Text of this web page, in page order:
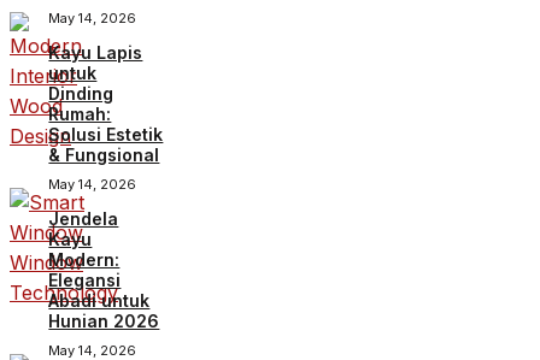
May 14, 2026
Kayu Lapis
untuk
Dinding
Rumah:
Solusi Estetik
& Fungsional
May 14, 2026
Jendela
Kayu
Modern:
Elegansi
Abadi untuk
Hunian 2026
May 14, 2026